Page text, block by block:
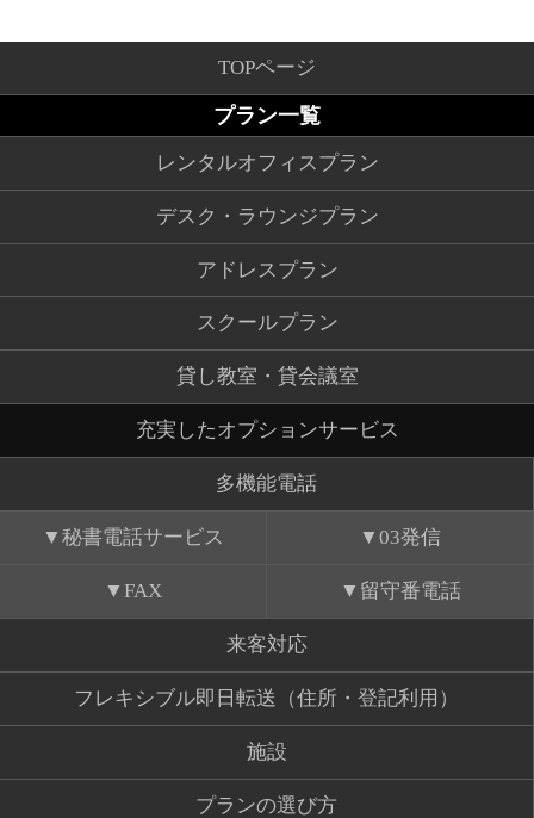
TOPページ
プラン一覧
レンタルオフィスプラン
デスク・ラウンジプラン
アドレスプラン
スクールプラン
貸し教室・貸会議室
充実したオプションサービス
多機能電話
秘書電話サービス 03発信
FAX 留守番電話
来客対応
フレキシブル即日転送（住所・登記利用）
施設
プランの選び方